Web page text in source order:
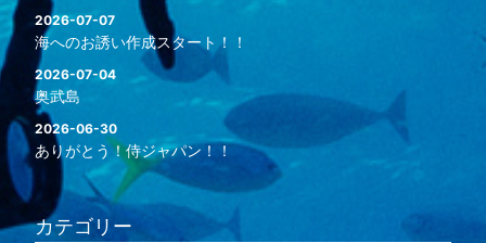
2026-07-07
海へのお誘い作成スタート！！
2026-07-04
奥武島
2026-06-30
ありがとう！侍ジャパン！！
カテゴリー